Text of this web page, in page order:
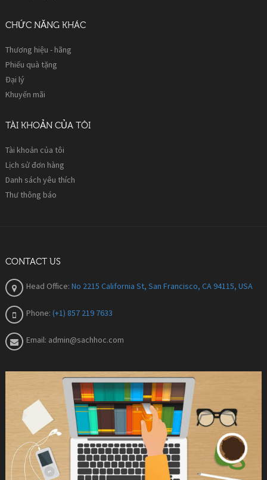
CHỨC NĂNG KHÁC
Thương hiệu - hãng
Phiếu quà tặng
Đại lý
Khuyến mãi
TÀI KHOẢN CỦA TÔI
Tài khoản của tôi
Lịch sử đơn hàng
Danh sách yêu thích
Thư thông báo
CONTACT US
Head Office: No 2215 California St, San Francisco, CA 94115, USA
Phone: (+1) 857 219 7633
Email: admin@sachhoc.com